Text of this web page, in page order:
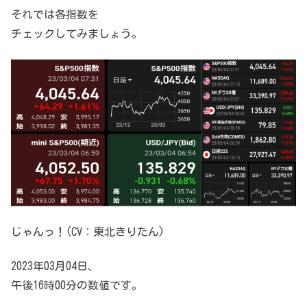
それでは各指数を
チェックしてみましょう。
じゃんっ！(CV：東北きりたん)
2023年03月04日、
午後16時00分の数値です。